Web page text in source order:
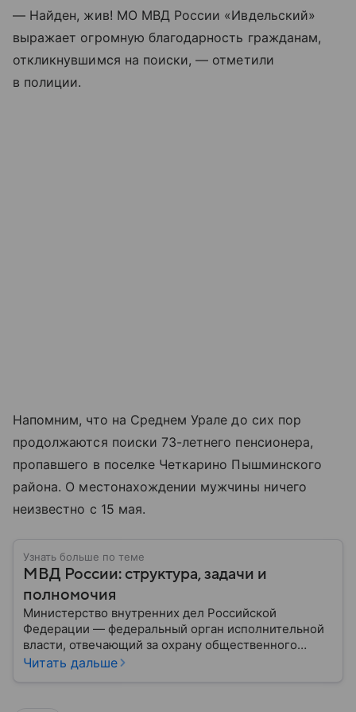
— Найден, жив! МО МВД России «Ивдельский»
выражает огромную благодарность гражданам,
откликнувшимся на поиски, — отметили
в полиции.
Напомним, что на Среднем Урале до сих пор
продолжаются поиски 73-летнего пенсионера,
пропавшего в поселке Четкарино Пышминского
района. О местонахождении мужчины ничего
неизвестно с 15 мая.
Узнать больше по теме
МВД России: структура, задачи и
полномочия
Министерство внутренних дел Российской
Федерации — федеральный орган исполнительной
власти, отвечающий за охрану общественного
порядка, борьбу с преступностью, обеспечение
Читать дальше